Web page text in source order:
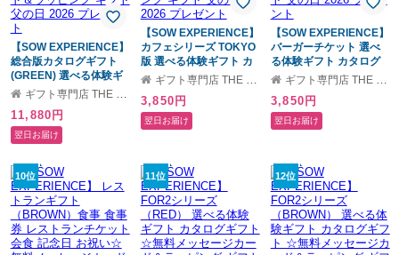
【SOW EXPERIENCE】
総合版カタログギフト
(GREEN) 選べる体験ギ
フト カタログギフト ☆
ラッピング ギフト 父の
日 2026 プレゼント
ギフト専門店 THE WOW
11,880円
翌日お届け
【SOW EXPERIENCE】
カフェシリーズ TOKYO
版 選べる体験ギフト カ
タログギフト ☆無料メ
ング ギフト 父の日 2026
プレゼント
ギフト専門店 THE WOW
3,850円
翌日お届け
【SOW EXPERIENCE】
バーガーチケット 選べ
る体験ギフト カタログ
ギフト ☆無料メッセー
ギフト 父の日 2026 プレ
ゼント
ギフト専門店 THE WOW
3,850円
翌日お届け
10位 11位 12位